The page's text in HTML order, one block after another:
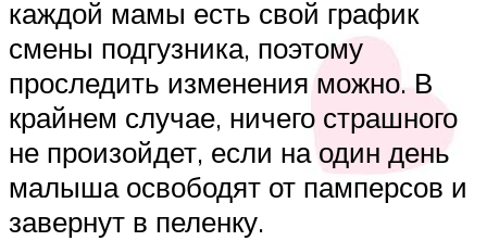
каждой мамы есть свой график
смены подгузника, поэтому
проследить изменения можно. В
крайнем случае, ничего страшного
не произойдет, если на один день
малыша освободят от памперсов и
завернут в пеленку.